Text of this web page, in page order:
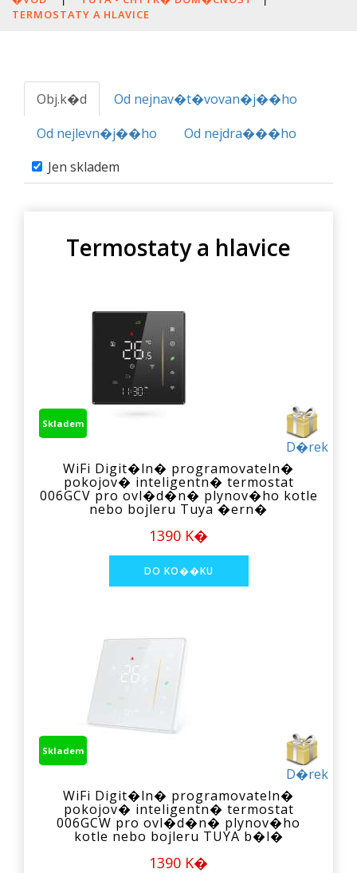
TERMOSTATY A HLAVICE
Obj.k�d
Od nejnav�t�vovan�j��ho
Od nejlevn�j��ho
Od nejdra���ho
Jen skladem
Termostaty a hlavice
D�rek
Skladem
WiFi Digit�ln� programovateln�
pokojov� inteligentn� termostat
006GCV pro ovl�d�n� plynov�ho kotle
nebo bojleru Tuya �ern�
1390 K�
D�rek
Skladem
WiFi Digit�ln� programovateln�
pokojov� inteligentn� termostat
006GCW pro ovl�d�n� plynov�ho
kotle nebo bojleru TUYA b�l�
1390 K�